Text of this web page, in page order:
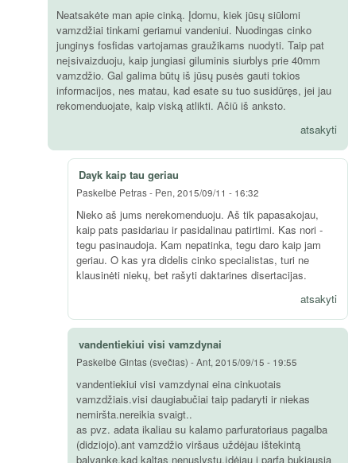
Neatsakėte man apie cinką. Įdomu, kiek jūsų siūlomi
vamzdžiai tinkami geriamui vandeniui. Nuodingas cinko
junginys fosfidas vartojamas graužikams nuodyti. Taip pat
neįsivaizduoju, kaip jungiasi giluminis siurblys prie 40mm
vamzdžio. Gal galima būtų iš jūsų pusės gauti tokios
informacijos, nes matau, kad esate su tuo susidūręs, jei jau
rekomenduojate, kaip viską atlikti. Ačiū iš anksto.
atsakyti
Dayk kaip tau geriau
Paskelbė Petras- Pen, 2015/09/11 - 16:32
Nieko aš jums nerekomenduoju. Aš tik papasakojau,
kaip pats pasidariau ir pasidalinau patirtimi. Kas nori -
tegu pasinaudoja. Kam nepatinka, tegu daro kaip jam
geriau. O kas yra didelis cinko specialistas, turi ne
klausinėti niekų, bet rašyti daktarines disertacijas.
atsakyti
vandentiekiui visi vamzdynai
Paskelbė Gintas (svečias) -Ant, 2015/09/15 - 19:55
vandentiekiui visi vamzdynai eina cinkuotais
vamzdžiais.visi daugiabučiai taip padaryti ir niekas
nemiršta.nereikia svaigt..
as pvz. adata ikaliau su kalamo parfuratoriaus pagalba
(didziojo).ant vamzdžio viršaus uždėjau ištekintą
balvankę,kad kaltas nenuslystų.įdėjau i parfą bukiausią